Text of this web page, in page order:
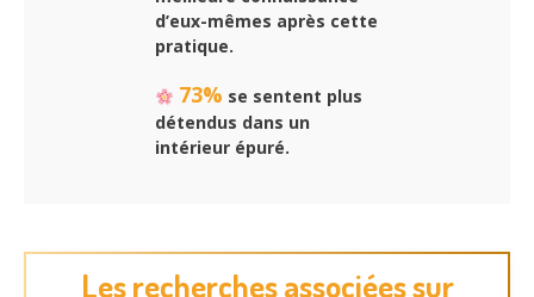
d’eux-mêmes après cette
pratique.
73% se sentent plus
détendus dans un
intérieur épuré.
Les recherches associées sur